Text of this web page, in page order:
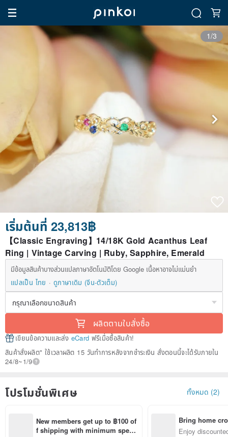
1/3
เริ่มต้นที่ 23,813฿
【Classic Engraving】14/18K Gold Acanthus Leaf
Ring | Vintage Carving | Ruby, Sapphire, Emerald
มีข้อมูลสินค้าบางส่วนแปลภาษาอัตโนมัติโดย Google เนื้อหาอาจไม่แม่นยำ
แปลเป็น ไทย
ดูภาษาเดิม (จีน-ตัวเต็ม)
ผลิตตามใบสั่งซื้อ
เขียนข้อความและส่ง eCard ฟรีเมื่อซื้อสินค้า!
สินค้าสั่งผลิต" ใช้เวลาผลิต 15 วันทำการหลังจากชำระเงิน สั่งตอนนี้จะได้รับภายใน
24/8~1/9
โปรโมชั่นพิเศษ ทั้งหมด (2)
New members get up to ฿100 of
f shipping with minimum spen
Bring home
n with ease
Enjoy